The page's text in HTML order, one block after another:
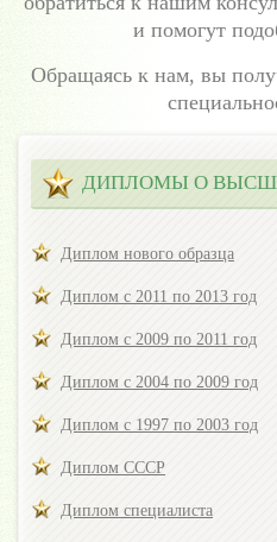
и помогут
Обращаясь к нам, вы
ДИПЛОМЫ О
Диплом нового образца
Диплом с 2011 по 2013 год
Диплом с 2009 по 2011 год
Диплом с 2004 по 2009 год
Диплом с 1997 по 2003 год
Диплом СССР
Диплом специалиста